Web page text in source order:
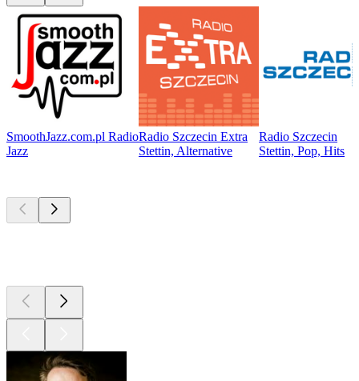
SmoothJazz.com.pl Radio
Jazz
Radio Szczecin Extra
Stettin, Alternative
Radio Szczecin
Stettin, Pop, Hits